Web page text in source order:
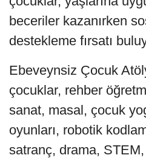
beceriler kazanırken
destekleme fırsatı
Ebeveynsiz Çocuk
çocuklar, rehber
sanat, masal, çocuk
oyunları, robotik
satranç, drama,